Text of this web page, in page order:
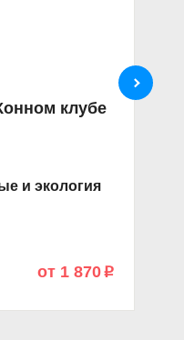
клубе
и экология
от 1 870 p